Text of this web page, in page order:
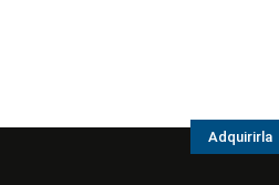
Adquirirla